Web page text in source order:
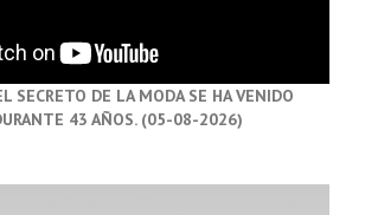
SECRETO DE LA MODA SE HA VENIDO
43 AÑOS. (05-08-2026)